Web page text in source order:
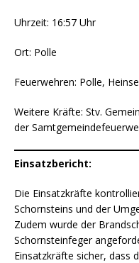
Uhrzeit: 16:57 Uhr
Ort: Polle
Feuerwehren: Polle,
Weitere Kräfte: Stv.
der
Einsatzbericht:
Die Einsatzkräfte
Schornsteins und der
Zudem wurde der
Schornsteinfeger
Einsatzkräfte sicher, dass